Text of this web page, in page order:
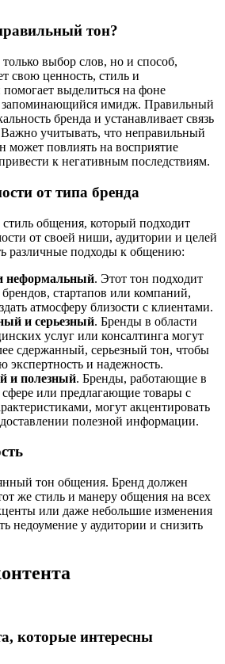
тон?
выбор слов, но и способ,
свою ценность, стиль и
выделиться на фоне
запоминающийся имидж. Правильный
бренда и устанавливает связь
учитывать, что неправильный
повлиять на восприятие
к негативным последствиям.
от типа бренда
общения, который подходит
от своей ниши, аудитории и целей
различные подходы к общению:
неформальный. Этот тон подходит
стартапов или компаний,
атмосферу близости с клиентами.
и серьезный. Бренды в области
услуг или консалтинга могут
сдержанный, серьезный тон, чтобы
экспертность и надежность.
и полезный. Бренды, работающие в
сфере или предлагающие товары с
могут акцентировать
полезной информации.
тон общения. Бренд должен
же стиль и манеру общения на всех
или даже небольшие изменения
недоумение у аудитории и снизить
которые интересны